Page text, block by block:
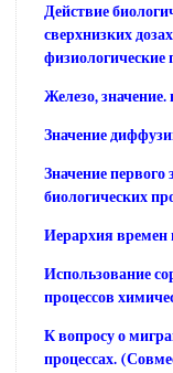
Действие
сверхнизких
физиологические
Железо, значение.
Значение
Значение
биологических
Иерархия времен
Использование
процессов
К вопросу о
процессах.